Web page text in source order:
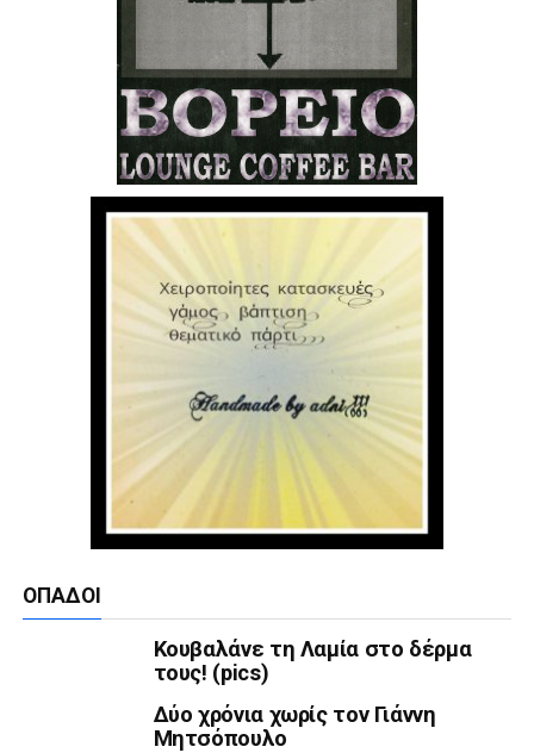
ΟΠΑΔΟΊ
Κουβαλάνε τη Λαμία στο δέρμα
τους! (pics)
Δύο χρόνια χωρίς τον Γιάννη
Μητσόπουλο